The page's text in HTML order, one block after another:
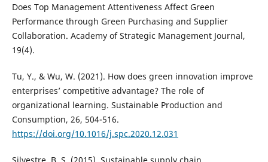
Does Top Management Attentiveness Affect Green
Performance through Green Purchasing and Supplier
Collaboration. Academy of Strategic Management Journal,
19(4).
Tu, Y., & Wu, W. (2021). How does green innovation improve
enterprises’ competitive advantage? The role of
organizational learning. Sustainable Production and
Consumption, 26, 504-516.
https://doi.org/10.1016/j.spc.2020.12.031